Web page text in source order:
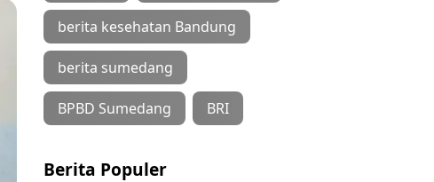
berita kesehatan Bandung
berita sumedang
BPBD Sumedang BRI
Berita Populer